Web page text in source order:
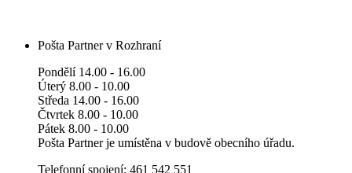
Pošta Partner v Rozhraní
Pondělí 14.00 - 16.00
Úterý 8.00 - 10.00
Středa 14.00 - 16.00
Čtvrtek 8.00 - 10.00
Pátek 8.00 - 10.00
Pošta Partner je umístěna v budově obecního úřadu.
Telefonní spojení: 461 542 551